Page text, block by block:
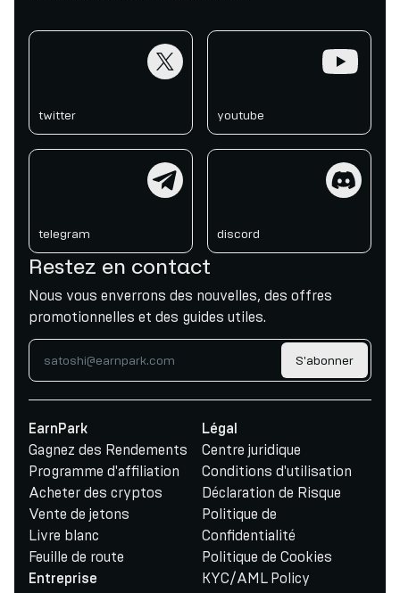
twitter youtube
telegram discord
Restez en contact
Nous vous enverrons des nouvelles, des offres
promotionnelles et des guides utiles.
S'abonner
EarnPark
Gagnez des Rendements
Programme d'affiliation
Acheter des cryptos
Vente de jetons
Livre blanc
Feuille de route
Entreprise
Légal
Centre juridique
Conditions d'utilisation
Déclaration de Risque
Politique de
Confidentialité
Politique de Cookies
KYC/AML Policy